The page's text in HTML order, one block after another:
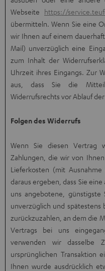
Webseite https://
übermitteln. Wenn Sie eine
wir Ihnen auf einem
Mail) unverzüglich eine
zum Inhalt der
Uhrzeit ihres Eingangs. Zur
aus, dass Sie die
Widerrufsrechts vor Ablauf
Folgen des Widerrufs
Wenn Sie diesen Vertrag
Zahlungen, die wir von
Lieferkosten (mit
daraus ergeben, dass Sie
uns angebotene, günstigste
unverzüglich und spätestens
zurückzuzahlen, an dem die
Vertrags bei uns
verwenden wir dasselbe
ursprünglichen Transaktion
Ihnen wurde ausdrücklich